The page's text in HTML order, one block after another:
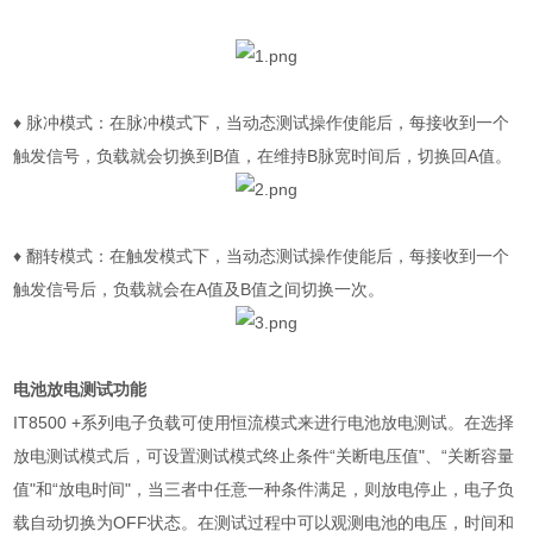
♦ 脉冲模式：在脉冲模式下，当动态测试操作使能后，每接收到一个
触发信号，负载就会切换到 B值，在维持B脉宽时间后，切换回A值。
♦ 翻转模式：在触发模式下，当动态测试操作使能后，每接收到一个
触发信号后，负载就会在A值及B值之间切换一次。
电池放电测试功能
IT8500 +系列电子负载可使用恒流模式来进行电池放电测试。在选择
放电测试模式后，可设置测试模式终止条件“关断电压值"、“关断容量
值"和“放电时间"，当三者中任意一种条件满足，则放电停止，电子负
载自动切换为OFF状态。在测试过程中可以观测电池的电压，时间和